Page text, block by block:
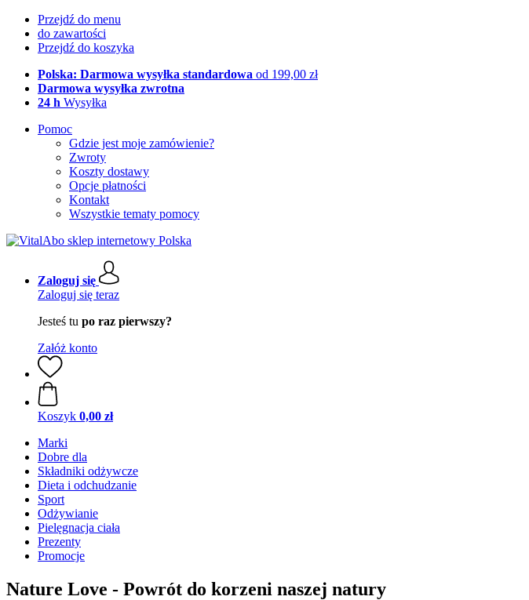
Przejdź do menu
do zawartości
Przejdź do koszyka
Polska: Darmowa wysyłka standardowa od 199,00 zł
Darmowa wysyłka zwrotna
24 h Wysyłka
Pomoc
Gdzie jest moje zamówienie?
Zwroty
Koszty dostawy
Opcje płatności
Kontakt
Wszystkie tematy pomocy
Zaloguj się
Zaloguj się teraz
Jesteś tu po raz pierwszy?
Załóż konto
Koszyk 0,00 zł
Marki
Dobre dla
Składniki odżywcze
Dieta i odchudzanie
Sport
Odżywianie
Pielęgnacja ciała
Prezenty
Promocje
Nature Love - Powrót do korzeni naszej natury